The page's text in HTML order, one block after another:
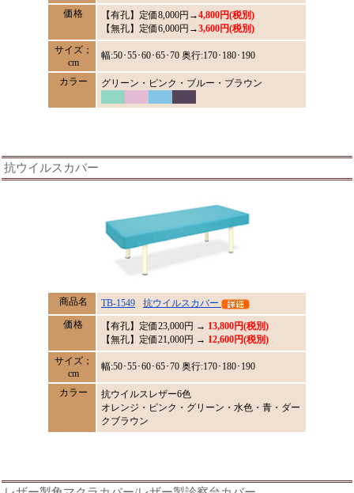
価格
【有孔】定価8,000円→4,800円(税別)
【無孔】定価6,000円→3,600円(税別)
サイズ；
cm
幅:50･55･60･65･70 奥行:170･180･190
カラー グリーン・ピンク・ブルー・ブラウン
抗ウイルスカバー
商品名 TB-1549
抗ウイルスカバー
価格
【有孔】定価23,000円 → 13,800円(税別)
【無孔】定価21,000円 → 12,600円(税別)
サイズ；
cm
幅:50･55･60･65･70 奥行:170･180･190
カラー
抗ウイルスレザー6色
オレンジ・ピンク・グリーン・水色・青・ダー
クブラウン